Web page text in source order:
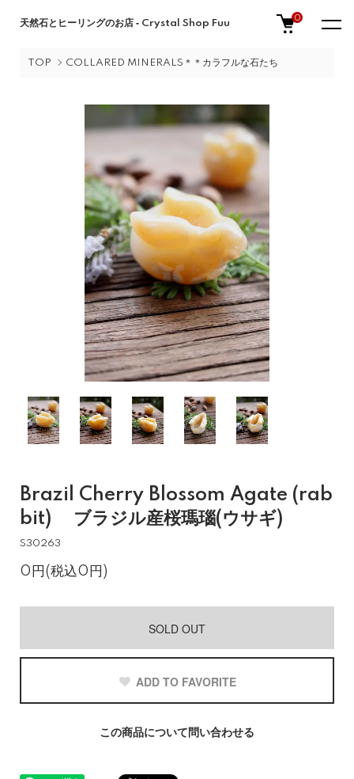
天然石とヒーリングのお店 ‐ Crystal Shop Fuu 0
TOP COLLARED MINERALS＊＊カラフルな石たち
Brazil Cherry Blossom Agate (rab
bit) ブラジル産桜瑪瑙(ウサギ)
S30263
0円(税込0円)
SOLD OUT
ADD TO FAVORITE
この商品について問い合わせる